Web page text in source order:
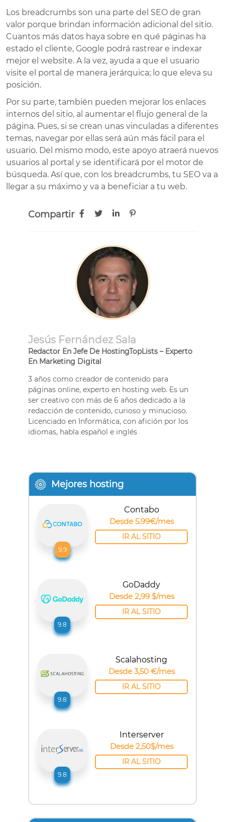
Mejores hosting
9.9
Contabo
Desde 5.99€/mes
IR AL SITIO
9.8
GoDaddy
Desde 2,99 $/mes
IR AL SITIO
9.8
Scalahosting
Desde 3,50 €/mes
IR AL SITIO
9.8
Interserver
Desde 2,50$/mes
IR AL SITIO
Los breadcrumbs son una parte del SEO de gran
valor porque brindan información adicional del sitio.
Cuantos más datos haya sobre en qué páginas ha
estado el cliente, Google podrá rastrear e indexar
mejor el website. A la vez, ayuda a que el usuario
visite el portal de manera jerárquica; lo que eleva su
posición.
Por su parte, también pueden mejorar los enlaces
internos del sitio, al aumentar el flujo general de la
página. Pues, si se crean unas vinculadas a diferentes
temas, navegar por ellas será aún más fácil para el
usuario. Del mismo modo, este apoyo atraerá nuevos
usuarios al portal y se identificará por el motor de
búsqueda. Así que, con los breadcrumbs, tu SEO va a
llegar a su máximo y va a beneficiar a tu web.
Compartir
Jesús Fernández Sala
Redactor En Jefe De HostingTopLists – Experto
En Marketing Digital
3 años como creador de contenido para
páginas online, experto en hosting web. Es un
ser creativo con más de 6 años dedicado a la
redacción de contenido, curioso y minucioso.
Licenciado en Informática, con afición por los
idiomas, habla español e inglés